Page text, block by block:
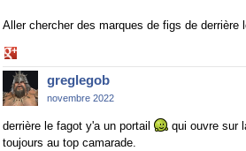
Aller chercher des marques de figs de
on
Google+greglegob
novembre 2022
derrière le fagot y'a un portail
qui ouvre sur
toujours au top camarade.